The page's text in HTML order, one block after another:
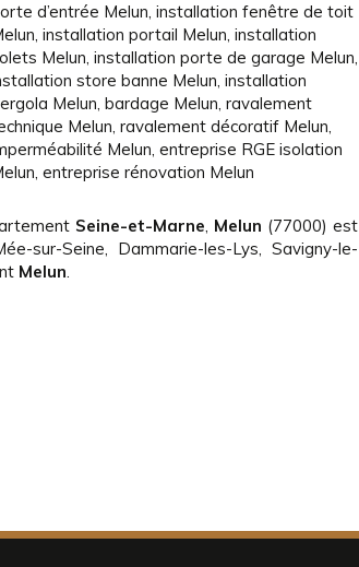
d’entrée Melun,installation fenêtre de toit
,installation portail Melun,installation
Melun,installation porte de garage Melun,
store banne Melun,installation
Melun,bardage Melun,ravalement
Melun,ravalement décoratif Melun,
Melun,entreprise RGE isolation
,entreprise rénovation Melun
Seine-et-Marne, Melun (77000) est
sur-Seine, Dammarie-les-Lys, Savigny-le-
Melun.